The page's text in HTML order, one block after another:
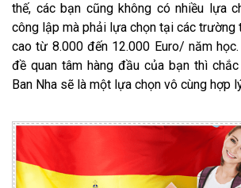
thế, các bạn cũng không có nhiều lựa
công lập mà phải lựa chọn tại các trường
cao từ 8.000 đến 12.000 Euro/ năm
đề quan tâm hàng đầu của bạn thì
Ban Nha sẽ là một lựa chọn vô cùng hợp